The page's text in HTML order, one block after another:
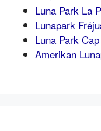
Luna Park La
Lunapark
Luna Park
Amerikan